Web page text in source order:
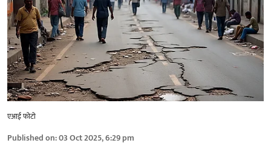
एआई फोटो
Published on:03 Oct 2025, 6:29 pm